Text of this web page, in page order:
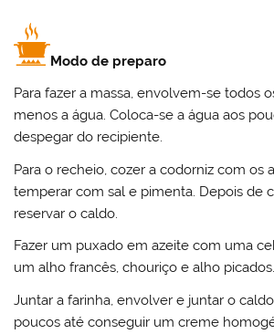
Modo de preparo
Para fazer a massa, envolvem-se todos
menos a água. Coloca-se a água aos
despegar do recipiente.
Para o recheio, cozer a codorniz com os
temperar com sal e pimenta. Depois de
reservar o caldo.
Fazer um puxado em azeite com uma
um alho francês, chouriço e alho picados.
Juntar a farinha, envolver e juntar o
poucos até conseguir um creme